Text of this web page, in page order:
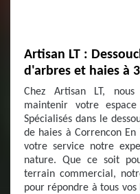
Artisan LT :
d'arbres et haies à
Chez Artisan LT,
maintenir votre
Spécialisés dans le
de haies à Correncon
votre service notre
nature. Que ce soit
terrain commercial,
pour répondre à tous vos